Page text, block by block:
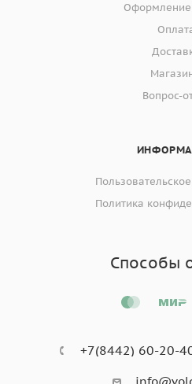
Оформление
Вопрос-
Политика
Способы
+7(8442) 60-20-